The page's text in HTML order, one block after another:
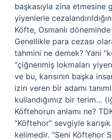
başkasıyla zina etmesine
yiyenlerle
Köfte, Osmanlı
Genellikle para cezası
tahmini ne demek? Yani
“çiğnenmiş lokmaları
ve bu, karısının başka
izin veren bir adamı
kullandığımız bir terim…
Köftehorun anlamı ne?
“Köftehor” sevgiyle
kelimedir. “Seni Köftehor